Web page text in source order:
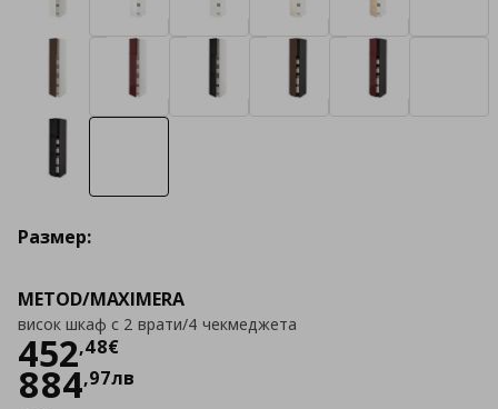
METOD/MAXIMERA
висок шкаф с 2 врати/4 чекмеджета
452,48€
Цена452,48 €
884,97лв
Размер: